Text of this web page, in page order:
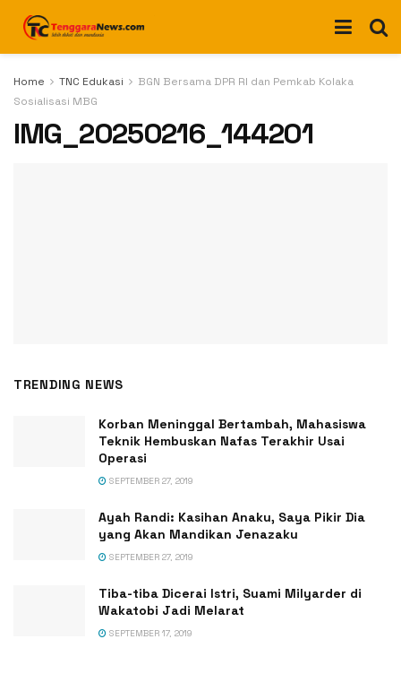
Home TNC Edukasi
BGN Bersama DPR RI dan Pemkab Kolaka
Sosialisasi MBG
IMG_20250216_144201
TRENDING NEWS
Korban Meninggal Bertambah, Mahasiswa
Teknik Hembuskan Nafas Terakhir Usai
Operasi
SEPTEMBER 27, 2019
Ayah Randi: Kasihan Anaku, Saya Pikir Dia
yang Akan Mandikan Jenazaku
SEPTEMBER 27, 2019
Tiba-tiba Dicerai Istri, Suami Milyarder di
Wakatobi Jadi Melarat
SEPTEMBER 17, 2019